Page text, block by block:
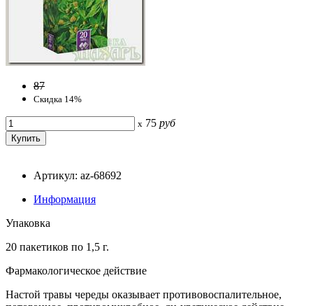
87
Скидка 14%
x 75 руб
Артикул: az-68692
Информация
Упаковка
20 пакетиков по 1,5 г.
Фармакологическое действие
Настой травы череды оказывает противовоспалительное,